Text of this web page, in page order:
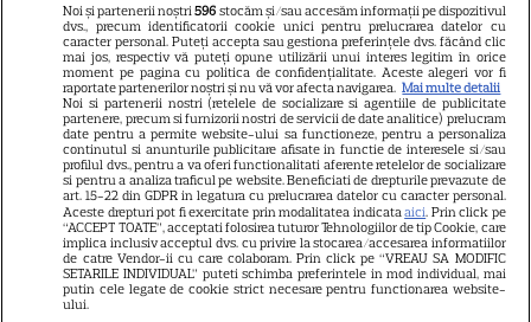
Horoscop Urania | Previziuni
astrologice pentru perioada 1 –
7 august 2026. Venus va intra
în zodia Balanței
Loto 6/49 din 2 august 2026.
Numerele extrase duminică
Noi și partenerii noștri596 stocăm și/sau accesăm informații pe dispozitivul
dvs., precum identificatorii cookie unici pentru prelucrarea datelor cu
caracter personal. Puteți accepta sau gestiona preferințele dvs. făcând clic
mai jos, respectiv vă puteți opune utilizării unui interes legitim în orice
moment pe pagina cu politica de confidențialitate. Aceste alegeri vor fi
raportate partenerilor noștri și nu vă vor afecta navigarea. Mai multe detalii
Noi si partenerii nostri (retelele de socializare si agentiile de publicitate
partenere, precum si furnizorii nostri de servicii de date analitice) prelucram
date pentru a permite website-ului sa functioneze, pentru a personaliza
continutul si anunturile publicitare afisate in functie de interesele si/sau
profilul dvs., pentru a va oferi functionalitati aferente retelelor de socializare
si pentru a analiza traficul pe website. Beneficiati de drepturile prevazute de
art. 15-22 din GDPR in legatura cu prelucrarea datelor cu caracter personal.
Aceste drepturi pot fi exercitate prin modalitatea indicataaici. Prin click pe
“ACCEPT TOATE”, acceptati folosirea tuturor Tehnologiilor de tip Cookie, care
implica inclusiv acceptul dvs. cu privire la stocarea/accesarea informatiilor
de catre Vendor-ii cu care colaboram. Prin click pe “VREAU SA MODIFIC
SETARILE INDIVIDUAL” puteti schimba preferintele in mod individual, mai
putin cele legate de cookie strict necesare pentru functionarea website-
ului.